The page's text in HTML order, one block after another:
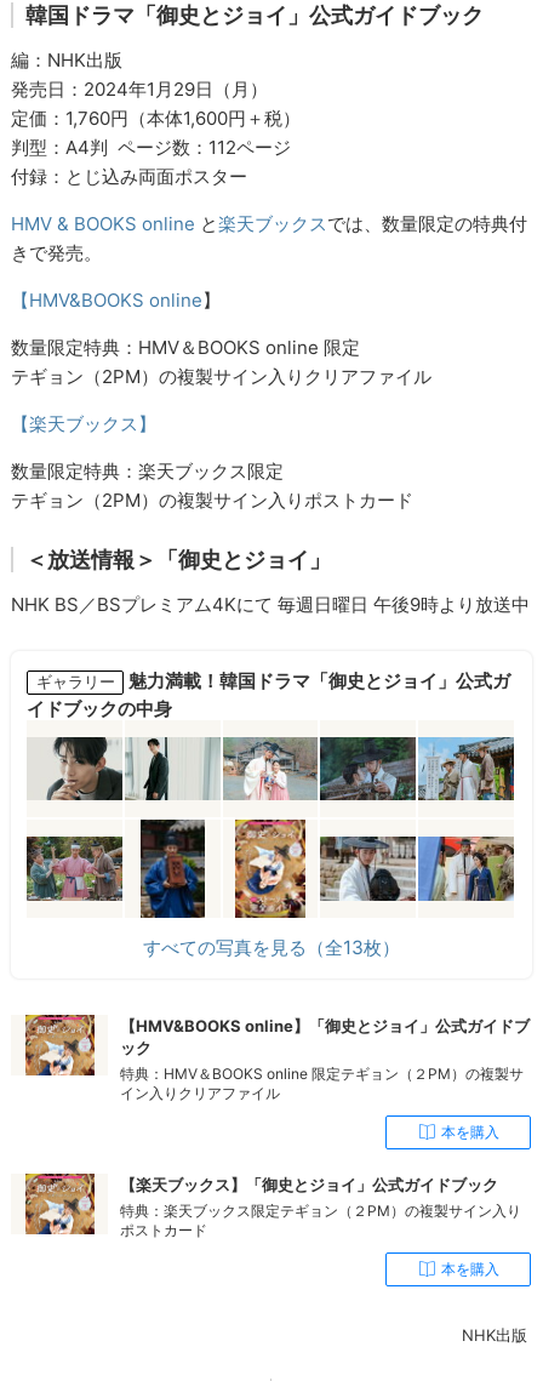
韓国ドラマ「御史とジョイ」公式ガイドブック
編：NHK出版
発売日：2024年1月29日（月）
定価：1,760円（本体1,600円＋税）
判型：A4判 ページ数：112ページ
付録：とじ込み両面ポスター
HMV & BOOKS online と楽天ブックスでは、数量限定の特典付
きで発売。
【HMV&BOOKS online】
数量限定特典：HMV＆BOOKS online 限定
テギョン（2PM）の複製サイン入りクリアファイル
【楽天ブックス】
数量限定特典：楽天ブックス限定
テギョン（2PM）の複製サイン入りポストカード
＜放送情報＞「御史とジョイ」
NHK BS／BSプレミアム4Kにて 毎週日曜日 午後9時より放送中
ギャラリー
魅力満載！韓国ドラマ「御史とジョイ」公式ガ
イドブックの中身
すべての写真を見る（全13枚）
【HMV&BOOKS online】「御史とジョイ」公式ガイドブ
ック
特典：HMV＆BOOKS online 限定テギョン（２PM）の複製サ
イン入りクリアファイル
本を購入
【楽天ブックス】「御史とジョイ」公式ガイドブック
特典：楽天ブックス限定テギョン（２PM）の複製サイン入り
ポストカード
本を購入
NHK出版